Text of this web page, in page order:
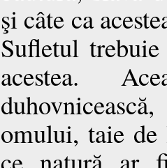
şi câte ca
Sufletul
acestea.
omului, taie
ce natură ar